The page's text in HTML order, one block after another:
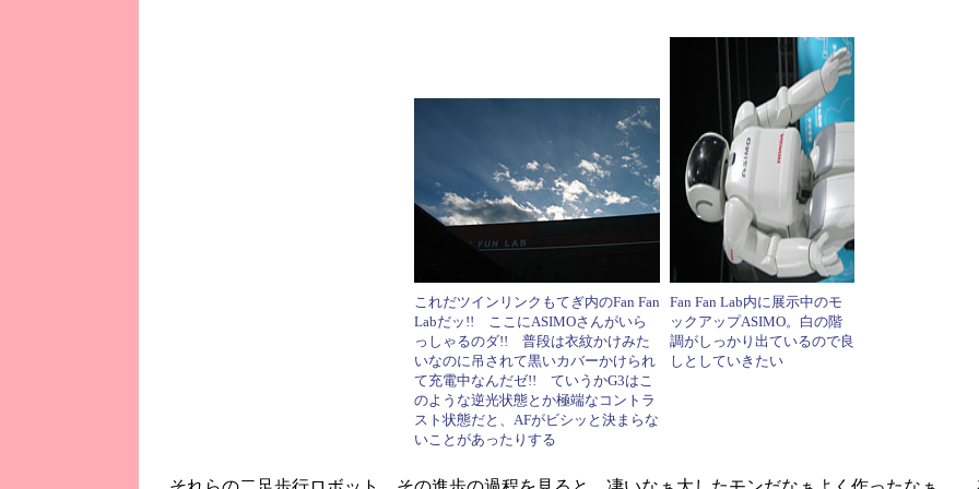
これだツインリンクもてぎ内のFan Fan
Labだッ!! ここにASIMOさんがいら
っしゃるのダ!! 普段は衣紋かけみた
いなのに吊されて黒いカバーかけられ
て充電中なんだゼ!! ていうかG3はこ
のような逆光状態とか極端なコントラ
スト状態だと、AFがビシッと決まらな
いことがあったりする
Fan Fan Lab内に展示中のモ
ックアップASIMO。白の階
調がしっかり出ているので良
しとしていきたい